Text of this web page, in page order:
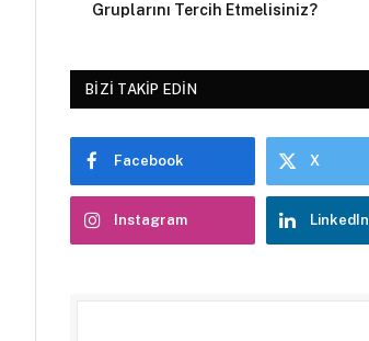
Gruplarını Tercih Etmelisiniz?
BIZI TAKIP EDIN
Facebook X
Instagram LinkedIn